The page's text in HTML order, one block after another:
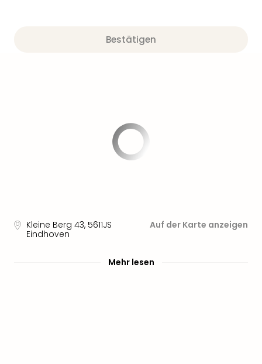
Bestätigen
Kleine Berg 43, 5611JS
Eindhoven
Auf der Karte anzeigen
Mehr lesen